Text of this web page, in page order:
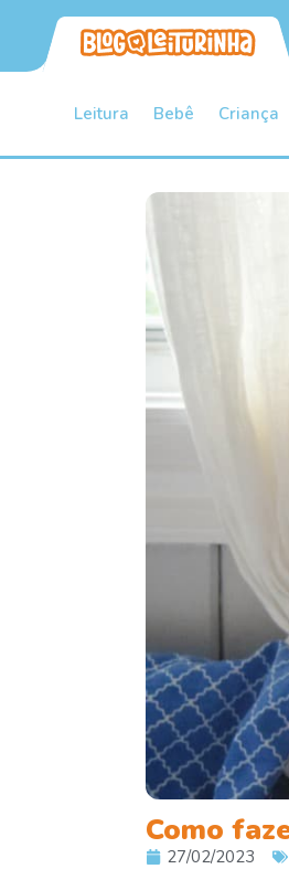
Leitura Bebê Criança
Como
27/02/2023